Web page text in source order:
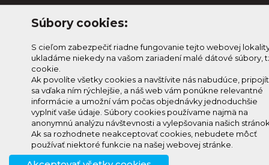
info@knh.sk
+421 903
Prihlásenie
Zmeniť
nastavenie
cookies
Odoberaj Kam na
Horehroní
Prihlás sa na odber a
dostávaj novinky ako prvý
Súbory cookies:
S cieľom zabezpečiť riadne fungovanie tejto webovej
ukladáme niekedy na vašom zariadení malé dátové súbory,
cookie.
Ak povolíte všetky cookies a navštívite nás nabudúce,
sa vďaka ním rýchlejšie, a náš web vám ponúkne relevantné
informácie a umožní vám počas objednávky jednoduchšie
vyplniť vaše údaje. Súbory cookies používame najmä na
anonymnú analýzu návštevnosti a vylepšovania našich
Ak sa rozhodnete neakceptovať cookies, nebudete môcť
používať niektoré funkcie na našej webovej stránke.